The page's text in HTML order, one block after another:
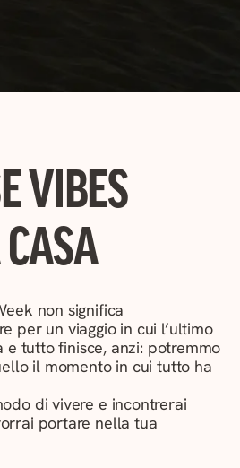
VIBES
non significa
per un viaggio in cui l’ultimo
e tutto finisce, anzi: potremmo
il momento in cui tutto ha
di vivere e incontrerai
portare nella tua